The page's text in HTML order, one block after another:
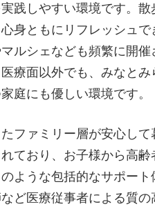
践しやすい環境です。
身ともにリフレッシュ
ルシェなども頻繁に開
療面以外でも、みなと
庭にも優しい環境です。
ファミリー層が安心し
ており、お子様から高
ような包括的なサポー
ど医療従事者による質